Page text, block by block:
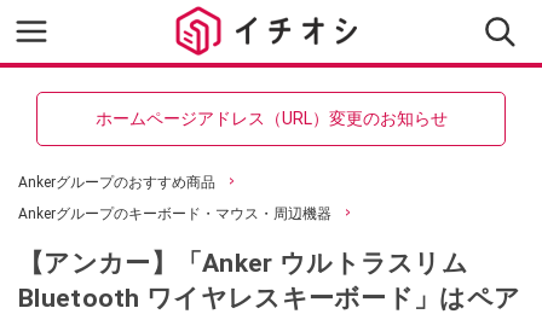
ホームページアドレス（URL）変更のお知らせ
Ankerグループのおすすめ商品
Ankerグループのキーボード・マウス・周辺機器
【アンカー】「Anker ウルトラスリム
Bluetooth ワイヤレスキーボード」はペア